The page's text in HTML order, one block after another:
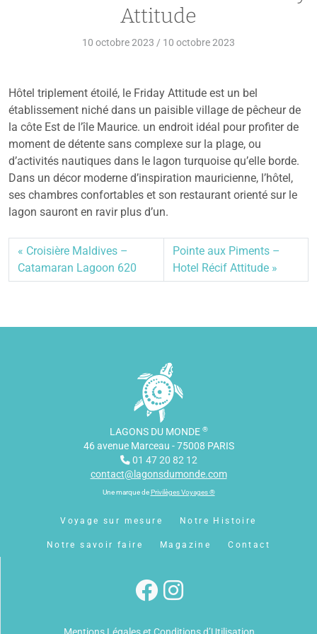
Attitude
10 octobre 2023 / 10 octobre 2023
Hôtel triplement étoilé, le Friday Attitude est un bel
établissement niché dans un paisible village de pêcheur de
la côte Est de l’île Maurice. un endroit idéal pour profiter de
moment de détente sans complexe sur la plage, ou
d’activités nautiques dans le lagon turquoise qu’elle borde.
Dans un décor moderne d’inspiration mauricienne, l’hôtel,
ses chambres confortables et son restaurant orienté sur le
lagon sauront en ravir plus d’un.
Croisière Maldives –
Catamaran Lagoon 620
Pointe aux Piments –
Hotel Récif Attitude
LAGONS DU MONDE ®
46 avenue Marceau - 75008 PARIS
01 47 20 82 12
contact@lagonsdumonde.com
Une marque dePrivilèges Voyages ®
Voyage sur mesure Notre Histoire
Notre savoir faire Magazine Contact